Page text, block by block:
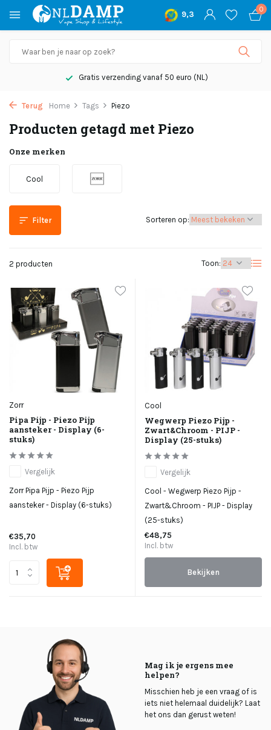
9,3
0
Gratis verzending vanaf 50 euro (NL)
Terug Home Tags Piezo
Producten getagd met Piezo
Onze merken
Cool
Filter
2 producten Toon:
Sorteren op:
Zorr
Pipa Pijp - Piezo Pijp
aansteker - Display (6-
stuks)
Vergelijk
Zorr Pipa Pijp - Piezo Pijp
aansteker - Display (6-stuks)
€35,70
Incl. btw
Cool
Wegwerp Piezo Pijp -
Zwart&Chroom - PIJP -
Display (25-stuks)
Vergelijk
Cool - Wegwerp Piezo Pijp -
Zwart&Chroom - PIJP - Display
(25-stuks)
€48,75
Incl. btw
Bekijken
Mag ik je ergens mee
helpen?
Misschien heb je een vraag of is
iets niet helemaal duidelijk? Laat
het ons dan gerust weten!